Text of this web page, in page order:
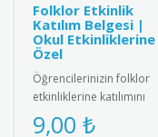
Folklor Etkinlik
Katılım Belgesi |
Okul Etkinliklerine
Özel
Öğrencilerinizin folklor
etkinliklerine katılımını
belgelemek için şık ve
anlamlı bir belge! Renkli ..
9,00 ₺